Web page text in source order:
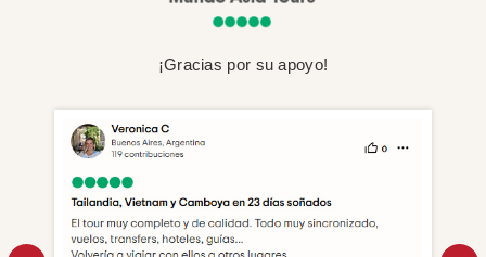
¡Gracias por su apoyo!